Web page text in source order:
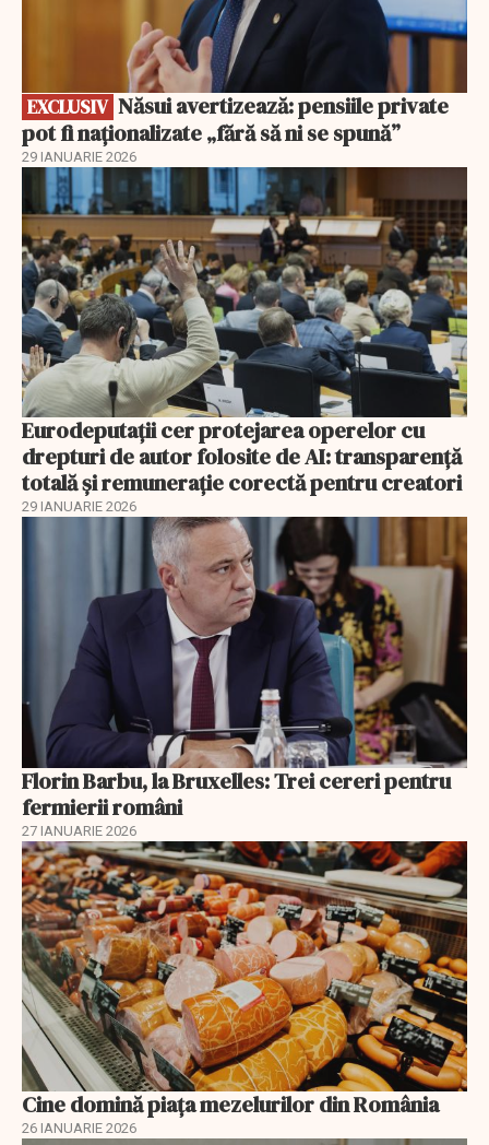
EXCLUSIV
pot fi naționalizate „fără să ni se spună”
29 IANUARIE 2026
Eurodeputații cer protejarea operelor cu
drepturi de autor folosite de AI: transparență
totală și remunerație corectă pentru creatori
29 IANUARIE 2026
Florin Barbu, la Bruxelles: Trei cereri pentru
fermierii români
27 IANUARIE 2026
Cine domină piața mezelurilor din România
26 IANUARIE 2026